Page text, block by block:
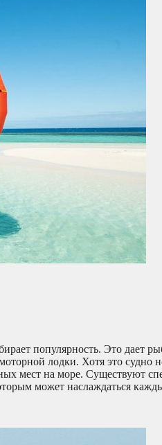
популярность. Это дает
лодки. Хотя это судно
мест на море. Существуют
может наслаждаться